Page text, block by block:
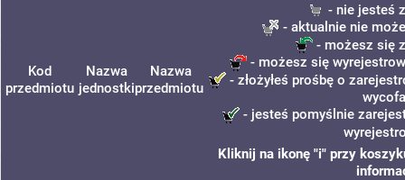
Kod
przedmiotu
Nazwa
jednostki
Nazwa
przedmiotu
- nie jesteś
- aktualnie nie
- możesz się
- możesz się
- złożyłeś prośbę o
- jesteś pomyślnie
Kliknij na ikonę "i" przy